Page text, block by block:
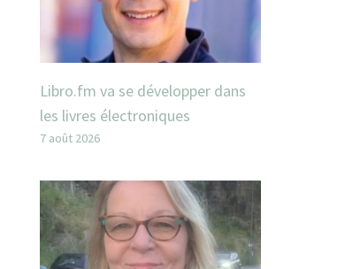
Libro.fm va se développer dans
les livres électroniques
7 août 2026